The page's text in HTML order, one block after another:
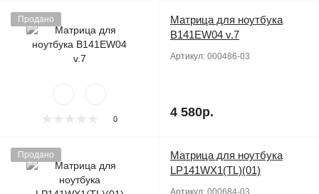
Продано
0
Матрица для ноутбука
B141EW04 v.7
Артикул: 000486-03
4 580р.
Продано
Матрица для ноутбука
LP141WX1(TL)(01)
Артикул: 000684-03